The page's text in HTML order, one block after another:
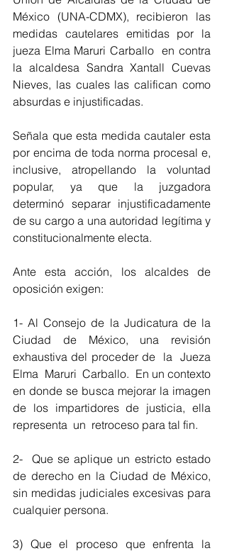
México (UNA-CDMX), recibieron las
medidas cautelares emitidas por la
jueza Elma Maruri Carballo  en contra
la alcaldesa Sandra Xantall Cuevas
Nieves, las cuales las califican como
absurdas e injustificadas.
Señala que esta medida cautaler esta
por encima de toda norma procesal e,
inclusive, atropellando la voluntad
popular, ya que la juzgadora
determinó separar injustificadamente
de su cargo a una autoridad legítima y
constitucionalmente electa.
Ante esta acción, los alcaldes de
oposición exigen:
1- Al Consejo de la Judicatura de la
Ciudad de México, una revisión
exhaustiva del proceder de  la  Jueza
Elma  Maruri  Carballo.  En un contexto
en donde se busca mejorar la imagen
de los impartidores de justicia, ella
representa  un  retroceso para tal fin.
2-  Que se aplique un estricto estado
de derecho en la Ciudad de México,
sin medidas judiciales excesivas para
cualquier persona.
3) Que el proceso que enfrenta la